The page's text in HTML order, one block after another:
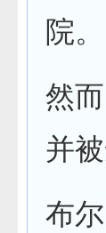
院。
然
并
布